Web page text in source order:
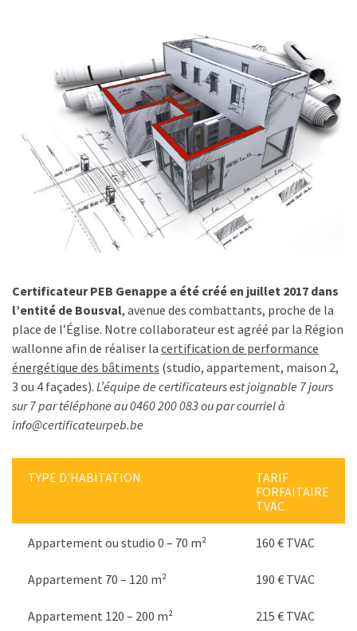
Certificateur PEB Genappe a été créé en juillet 2017 dans
l’entité de Bousval, avenue des combattants, proche de la
place de l’Église. Notre collaborateur est agréé par la Région
wallonne afin de réaliser la certification de performance
énergétique des bâtiments (studio, appartement, maison 2,
3 ou 4 façades). L’équipe de certificateurs est joignable 7 jours
sur 7 par téléphone au 0460 200 083 ou par courriel à
info@certificateurpeb.be
TYPE D'HABITATION
TARIF
FORFAITAIRE
TVAC
Appartement ou studio 0 – 70 m² 160 € TVAC
Appartement 70 – 120 m² 190 € TVAC
Appartement 120 – 200 m² 215 € TVAC